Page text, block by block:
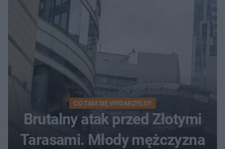
CO TAM SIĘ WYDARZYŁO?
Brutalny atak przed Złotymi
Tarasami. Młody mężczyzna